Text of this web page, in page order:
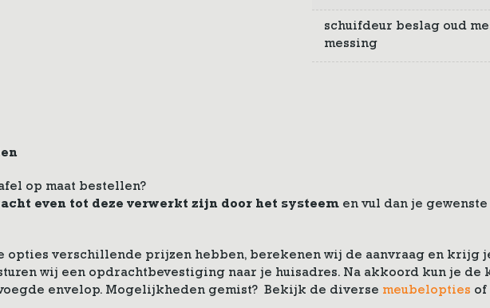
schuifdeur beslag oud
messing
op maat bestellen?
even tot deze verwerkt zijn door het systeem en vul dan je
opties verschillende prijzen hebben, berekenen wij de aanvraag en krijg
wij een opdrachtbevestiging naar je huisadres. Na akkoord kun je de
envelop. Mogelijkheden gemist? Bekijk de diverse meubelopties of